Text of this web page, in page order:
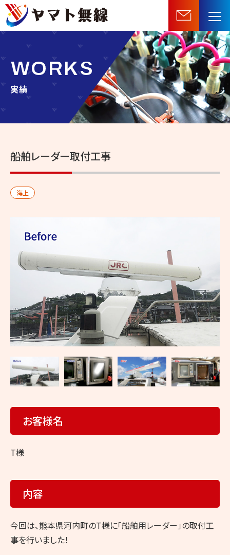
船
舶
器・
無
線
機
器
等
販
売・
施
工・
ト
無
線
実績
WORKS
船舶レーダー取付工事
海上
お客様名
T様
内容
今回は、熊本県河内町のT様に「船舶用レーダー」の取付工
事を行いました！